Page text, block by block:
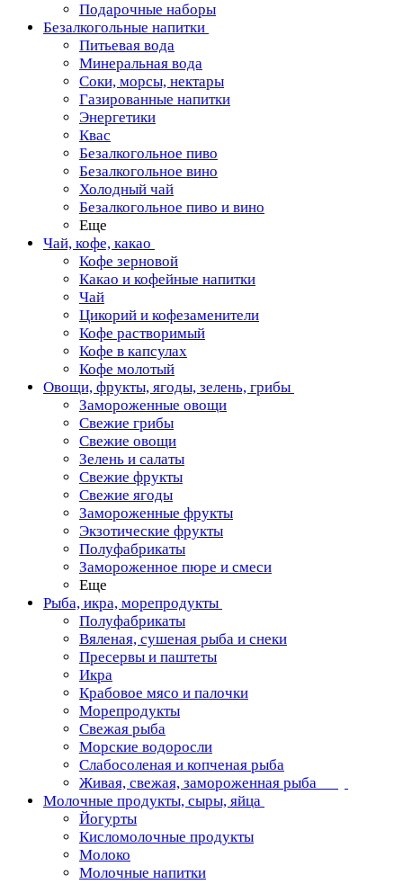
Подарочные наборы
Безалкогольные напитки
Питьевая вода
Минеральная вода
Соки, морсы, нектары
Газированные напитки
Энергетики
Квас
Безалкогольное пиво
Безалкогольное вино
Холодный чай
Безалкогольное пиво и вино
Еще
Чай, кофе, какао
Кофе зерновой
Какао и кофейные напитки
Чай
Цикорий и кофезаменители
Кофе растворимый
Кофе в капсулах
Кофе молотый
Овощи, фрукты, ягоды, зелень, грибы
Замороженные овощи
Свежие грибы
Свежие овощи
Зелень и салаты
Свежие фрукты
Свежие ягоды
Замороженные фрукты
Экзотические фрукты
Полуфабрикаты
Замороженное пюре и смеси
Еще
Рыба, икра, морепродукты
Полуфабрикаты
Вяленая, сушеная рыба и снеки
Пресервы и паштеты
Икра
Крабовое мясо и палочки
Морепродукты
Свежая рыба
Морские водоросли
Слабосоленая и копченая рыба
Живая, свежая, замороженная рыба
Молочные продукты, сыры, яйца
Йогурты
Кисломолочные продукты
Молоко
Молочные напитки